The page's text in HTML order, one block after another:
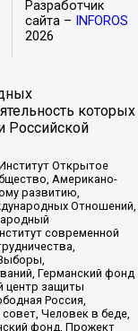
Разработчик
сайта –
INFOROS
2026
которых
Российской
Открытое
Американо-
развитию,
Отношений,
современной
Германский фонд
центр защиты
Россия,
Человек в беде,
фонд, Прожект